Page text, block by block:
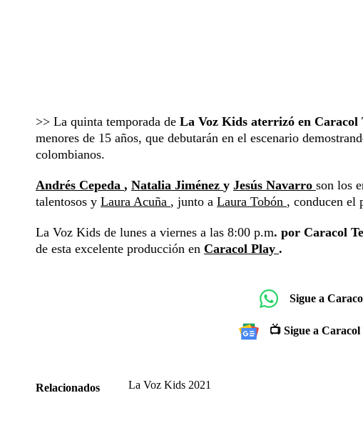
>> La quinta temporada de La Voz Kids aterrizó en Caracol
menores de 15 años, que debutarán en el escenario
colombianos.
Andrés Cepeda , Natalia Jiménez y Jesús Navarro son los
talentosos y Laura Acuña , junto a Laura Tobón , conducen el
La Voz Kids de lunes a viernes a las 8:00 p.m. por Caracol
de esta excelente producción en Caracol Play .
Sigue a
📺 Sigue a
Relacionados La Voz Kids 2021